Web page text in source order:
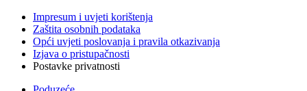
Impresum i uvjeti korištenja
Zaštita osobnih podataka
Opći uvjeti poslovanja i pravila otkazivanja
Izjava o pristupačnosti
Postavke privatnosti